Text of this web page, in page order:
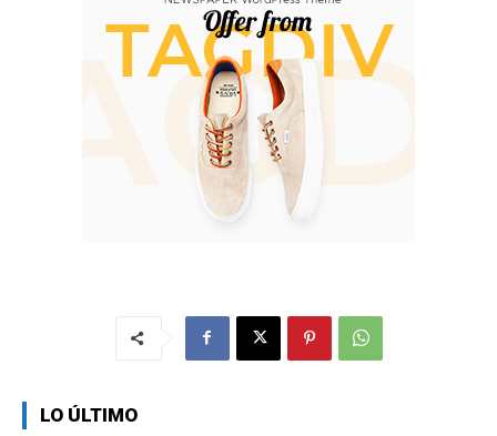
LO ÚLTIMO